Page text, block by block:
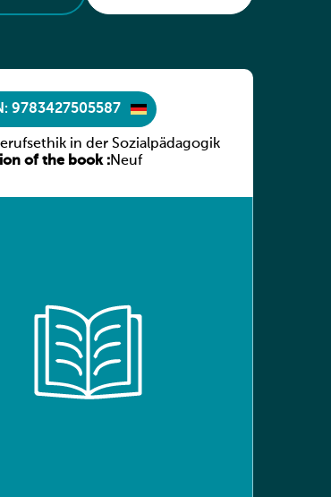
9783427505587
in der Sozialpädagogik
of the book :Neuf